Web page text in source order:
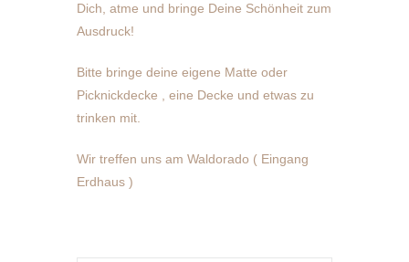
Dich, atme und bringe Deine Schönheit zum
Ausdruck!
Bitte bringe deine eigene Matte oder
Picknickdecke , eine Decke und etwas zu
trinken mit.
Wir treffen uns am Waldorado ( Eingang
Erdhaus )